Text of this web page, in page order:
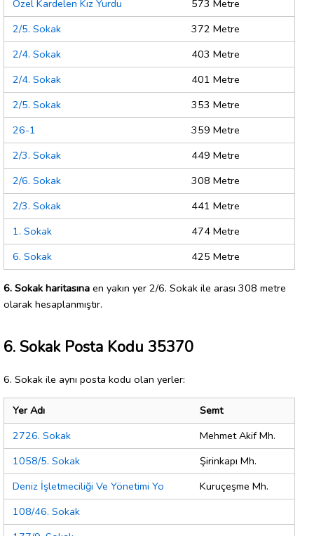
Özel Kardelen Kız Yurdu
573 Metre
2/5. Sokak
372 Metre
2/4. Sokak
403 Metre
2/4. Sokak
401 Metre
2/5. Sokak
353 Metre
26-1
359 Metre
2/3. Sokak
449 Metre
2/6. Sokak
308 Metre
2/3. Sokak
441 Metre
1. Sokak
474 Metre
6. Sokak
425 Metre
6. Sokak haritasına en yakın yer 2/6. Sokak ile arası 308 metre
olarak hesaplanmıştır.
6. Sokak Posta Kodu 35370
6. Sokak ile aynı posta kodu olan yerler:
Yer Adı
Semt
2726. Sokak
Mehmet Akif Mh.
1058/5. Sokak
Şirinkapı Mh.
Deniz İşletmeciliği Ve Yönetimi Yo
Kuruçeşme Mh.
108/46. Sokak